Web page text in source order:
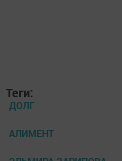
Теги:
ДОЛГ
АЛИМЕНТ